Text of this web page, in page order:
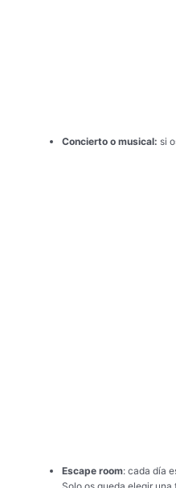
Concierto o musical: si
Escape room: cada día